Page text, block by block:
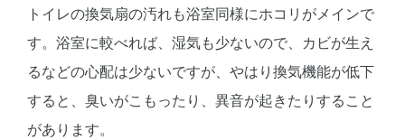
トイレの換気扇の汚れも浴室同様にホコリがメインで
す。浴室に較べれば、湿気も少ないので、カビが生え
るなどの心配は少ないですが、やはり換気機能が低下
すると、臭いがこもったり、異音が起きたりすること
があります。